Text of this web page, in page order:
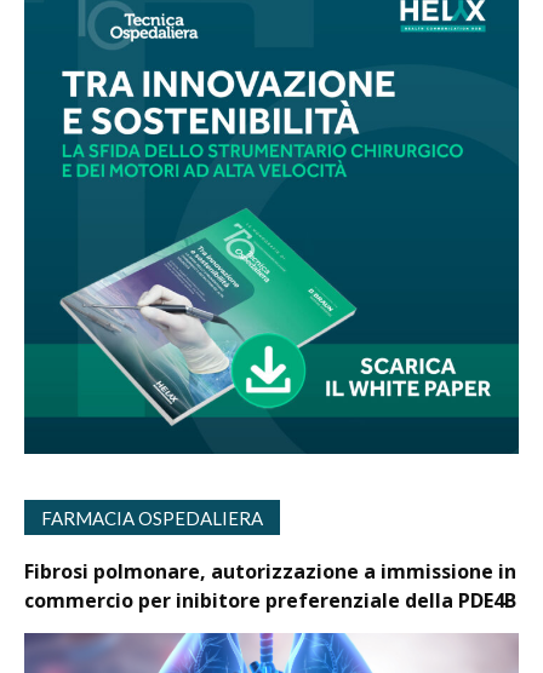
FARMACIA OSPEDALIERA
Fibrosi polmonare, autorizzazione a immissione in
commercio per inibitore preferenziale della PDE4B